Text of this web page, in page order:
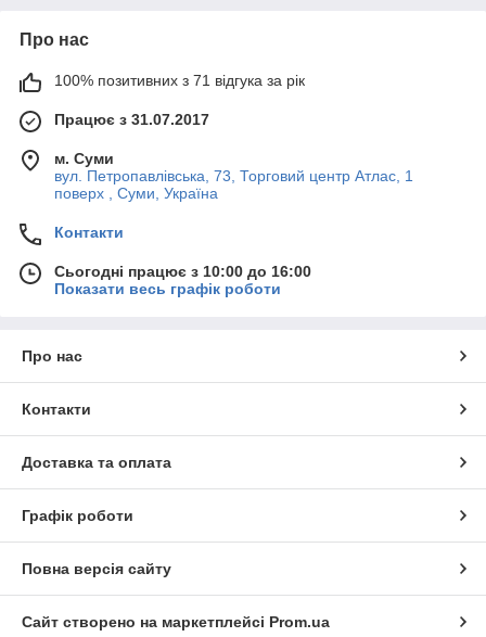
Про нас
100% позитивних з 71 відгука за рік
Працює з 31.07.2017
м. Суми
вул. Петропавлівська, 73, Торговий центр Атлас, 1
поверх , Суми, Україна
Контакти
Сьогодні працює з 10:00 до 16:00
Показати весь графік роботи
Про нас
Контакти
Доставка та оплата
Графік роботи
Повна версія сайту
Сайт створено на маркетплейсі Prom.ua